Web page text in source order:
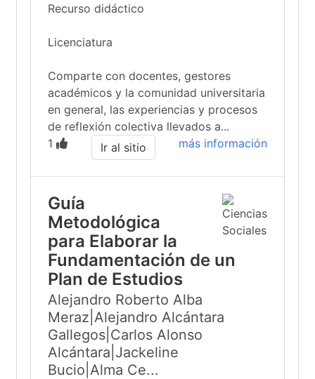
Recurso didáctico
Licenciatura
Comparte con docentes, gestores
académicos y la comunidad universitaria
en general, las experiencias y procesos
de reflexión colectiva llevados a...
1
más información
Ir al sitio
Guía
Metodológica
para Elaborar la
Fundamentación de un
Plan de Estudios
Alejandro Roberto Alba
Meraz|Alejandro Alcántara
Gallegos|Carlos Alonso
Alcántara|Jackeline
Bucio|Alma Ce...